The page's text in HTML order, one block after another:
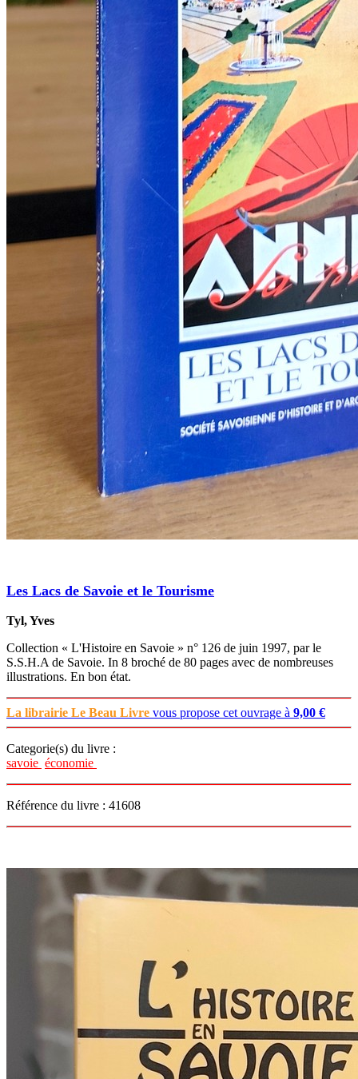
Les Lacs de Savoie et le Tourisme
Tyl, Yves
Collection « L'Histoire en Savoie » n° 126 de juin 1997, par le
S.S.H.A de Savoie. In 8 broché de 80 pages avec de nombreuses
illustrations. En bon état.
La librairie Le Beau Livre vous propose cet ouvrage à 9,00 €
Categorie(s) du livre :
savoie économie
Référence du livre : 41608